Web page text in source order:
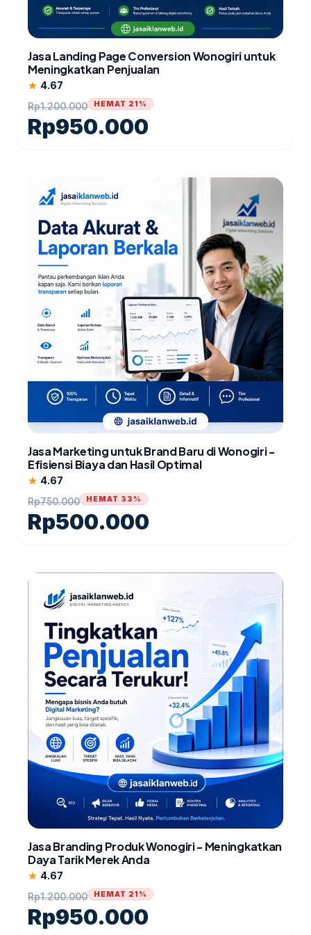
Jasa Landing Page Conversion Wonogiri untuk
Meningkatkan Penjualan
star 4.67
Rp1.200.000
Rp950.000
HEMAT 21%
Jasa Marketing untuk Brand Baru di Wonogiri -
Efisiensi Biaya dan Hasil Optimal
star 4.67
Rp750.000
Rp500.000
HEMAT 33%
Jasa Branding Produk Wonogiri - Meningkatkan
Daya Tarik Merek Anda
star 4.67
Rp1.200.000
Rp950.000
HEMAT 21%